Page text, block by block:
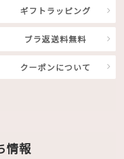
ギフトラッピング
ブラ返送料無料
クーポンについて
情報